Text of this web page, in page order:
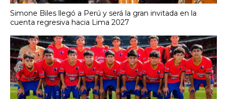
Simone Biles llegó a Perú y será la gran invitada en la
cuenta regresiva hacia Lima 2027